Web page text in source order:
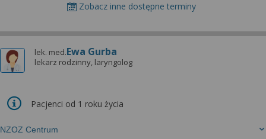
Zobacz inne dostępne terminy
lek. med.Ewa Gurba
lekarz rodzinny, laryngolog
NZOZ Centrum
Pacjenci od 1 roku życia